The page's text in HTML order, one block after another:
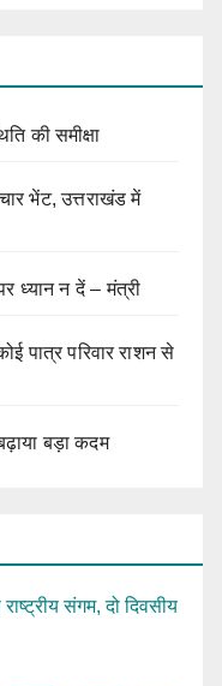
की समीक्षा
भेंट, उत्तराखंड में
ध्यान न दें – मंत्री
पात्र परिवार राशन से
बड़ा कदम
संगम, दो दिवसीय